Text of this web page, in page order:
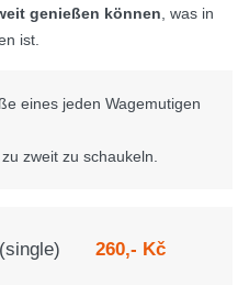
genießen können , was in
ist.
eines jeden Wagemutigen
zweit zu schaukeln.
260,- Kč